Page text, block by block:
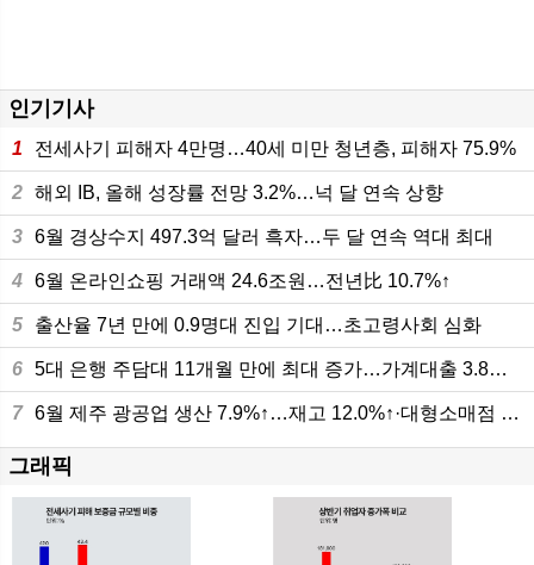
인기기사
1 전세사기 피해자 4만명…40세 미만 청년층, 피해자 75.9%
2 해외 IB, 올해 성장률 전망 3.2%…넉 달 연속 상향
3 6월 경상수지 497.3억 달러 흑자…두 달 연속 역대 최대
4 6월 온라인쇼핑 거래액 24.6조원…전년比 10.7%↑
5 출산율 7년 만에 0.9명대 진입 기대…초고령사회 심화
6 5대 은행 주담대 11개월 만에 최대 증가…가계대출 3.8조원 늘어
7 6월 제주 광공업 생산 7.9%↑…재고 12.0%↑·대형소매점 판매 10.8%
그래픽